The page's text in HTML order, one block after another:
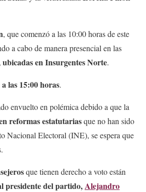
, que comenzó a las 10:00 horas de este
a cabo de manera presencial en las
en Insurgentes Norte.
las 15:00 horas.
envuelto en polémica debido a que la
reformas estatutariasque no han sido
Nacional Electoral (INE), se espera que
que tienen derecho a voto están
presidente del partido,Alejandro